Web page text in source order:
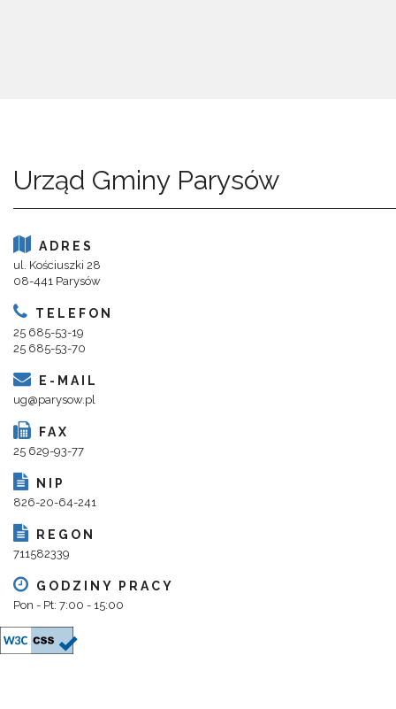
Urząd Gminy Parysów
ADRES
ul. Kościuszki 28
08-441 Parysów
TELEFON
25 685-53-19
25 685-53-70
E-MAIL
ug@parysow.pl
FAX
25 629-93-77
NIP
826-20-64-241
REGON
711582339
GODZINY PRACY
Pon - Pt: 7:00 - 15:00